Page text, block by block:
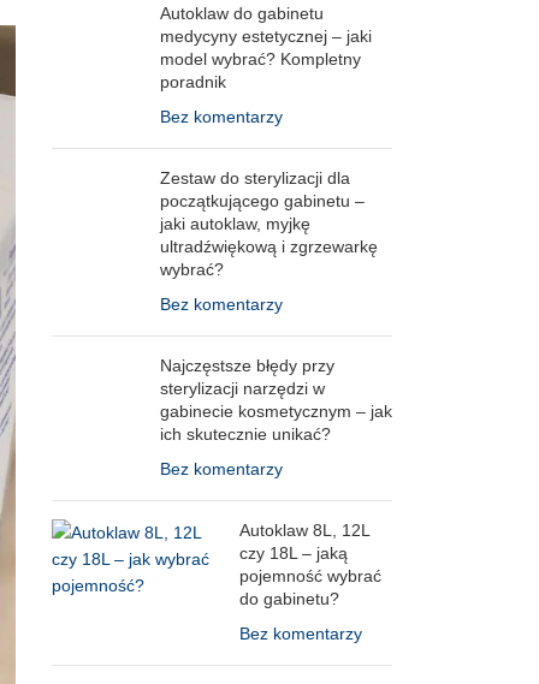
Autoklaw do gabinetu
medycyny estetycznej – jaki
model wybrać? Kompletny
poradnik
Bez komentarzy
Zestaw do sterylizacji dla
początkującego gabinetu –
jaki autoklaw, myjkę
ultradźwiękową i zgrzewarkę
wybrać?
Bez komentarzy
Najczęstsze błędy przy
sterylizacji narzędzi w
gabinecie kosmetycznym – jak
ich skutecznie unikać?
Bez komentarzy
Autoklaw 8L, 12L
czy 18L – jaką
pojemność wybrać
do gabinetu?
Bez komentarzy